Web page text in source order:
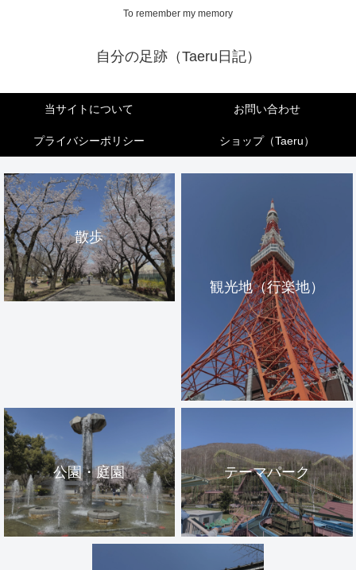
To remember my memory
自分の足跡（Taeru日記）
当サイトについて お問い合わせ
プライバシーポリシー ショップ（Taeru）
散歩
観光地（行楽地）
公園・庭園 テーマパーク